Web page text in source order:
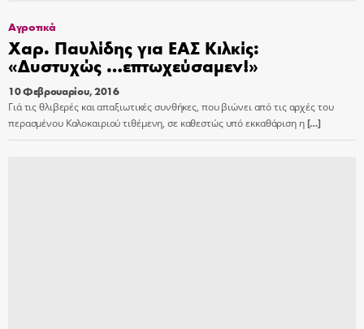
Αγροτικά
Χαρ. Παυλίδης για ΕΑΣ Κιλκίς:
«Δυστυχώς …επτωχεύσαμεν!»
10 Φεβρουαρίου, 2016
Γιά τις θλιβερές και απαξιωτικές συνθήκες, που βιώνει από τις αρχές του
περασμένου Καλοκαιριού τιθέμενη, σε καθεστώς υπό εκκαθάριση η[…]